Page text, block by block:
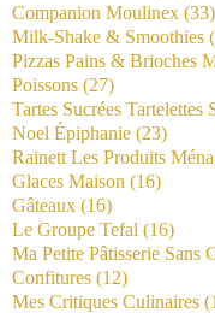
Companion Moulinex (33)
Milk-Shake & Smoothies
Pizzas Pains & Brioches
Poissons (27)
Tartes Sucrées Tartelettes
Noel Épiphanie (23)
Rainett Les Produits
Glaces Maison (16)
Gâteaux (16)
Le Groupe Tefal (16)
Ma Petite Pâtisserie Sans
Confitures (12)
Mes Critiques Culinaires